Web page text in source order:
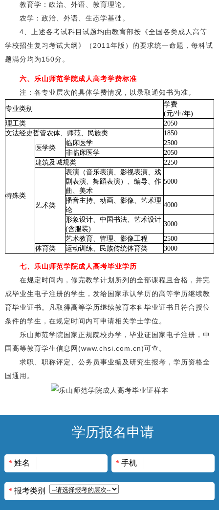
教育学：政治、外语、教育理论。
农学：政治、外语、生态学基础。
4、上述各考试科目试题均由教育部按《全国各类成人高等
学校招生复习考试大纲》（2011年版）的要求统一命题，每科试
题满分均为150分。
六、乐山师范学院成人高考学费标准
注：各专业层次的具体学费情况，以录取通知书为准。
专业类别
学费
(元/生/年)
理工类
2050
文法经史哲管农体、师范、民族类
1850
特殊类
医学类
临床医学
2500
非临床医学
2050
建筑及城规类
2250
艺术类
表演（音乐表演、影视表演、戏
剧表演、舞蹈表演）、编导、作
曲、美术
5000
播音主持、动画、影像、艺术理
论
4000
形象设计、中国书法、艺术设计
(含服装)
3000
艺术教育、管理、影像工程
2500
体育类
运动训练、民族传统体育类 3000
七、乐山师范学院成人高考毕业学历
在规定时间内，修完教学计划所列的全部课程且合格，并完
成毕业生电子注册的学生，发给国家承认学历的高等学历继续教
育毕业证书。凡取得高等学历继续教育本科毕业证书且符合授位
条件的学生，在规定时间内可申请相关学士学位。
乐山师范学院国家正规院校办学，毕业证国家电子注册，中
国高等教育学生信息网(www.chsi.com.cn)可查。
求职、职称评定、公务员事业编及研究生报考，学历资格全
国通用。
学历报名申请
* 姓名 * 手机
* 报考类别